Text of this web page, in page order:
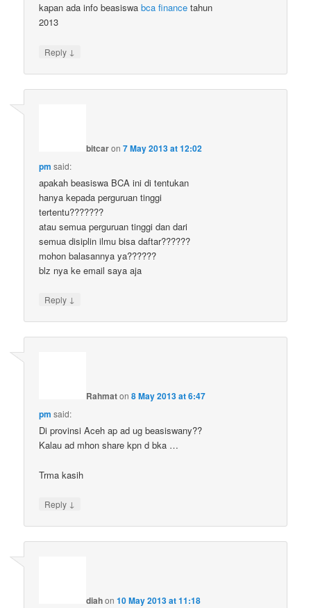
kapan ada info beasiswabca finance tahun
2013
Reply ↓
bitcaron7 May 2013 at 12:02
pm said:
apakah beasiswa BCA ini di tentukan
hanya kepada perguruan tinggi
tertentu???????
atau semua perguruan tinggi dan dari
semua disiplin ilmu bisa daftar??????
mohon balasannya ya??????
blz nya ke email saya aja
Reply ↓
Rahmaton8 May 2013 at 6:47
pm said:
Di provinsi Aceh ap ad ug beasiswany??
Kalau ad mhon share kpn d bka …
Trma kasih
Reply ↓
diahon10 May 2013 at 11:18